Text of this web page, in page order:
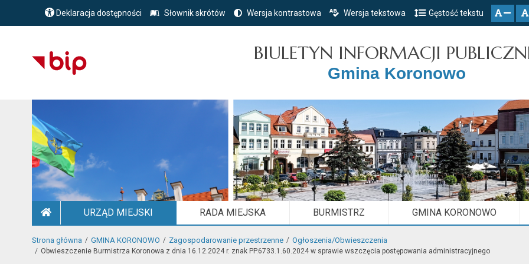
Przejdź do głównego menu
Przejdź do treści
Przejdź do mapy serwisu
Deklaracja dostępności Słownik skrótów Wersja kontrastowa Wersja tekstowa Gęstość tekstu
BIULETYN INFORMACJI
Gmina Koronowo
URZĄD MIEJSKI RADA MIEJSKA BURMISTRZ GMINA KORONOWO
Strona główna GMINA KORONOWO Zagospodarowanie przestrzenne Ogłoszenia/Obwieszczenia
Obwieszczenie Burmistrza Koronowa z dnia 16.12.2024 r. znak PP.6733.1.60.2024 w sprawie wszczęcia postępowania administracyjnego